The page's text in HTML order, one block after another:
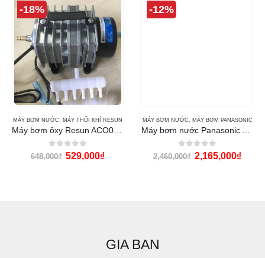
-18%
MÁY BƠM NƯỚC, MÁY THỔI KHÍ RESUN
0out of 5
648,000₫ 529,000₫
-12%
MÁY BƠM NƯỚC, MÁY BƠM PANASONIC
0out of 5
2,460,000₫ 2,165,000₫
GIA BAN